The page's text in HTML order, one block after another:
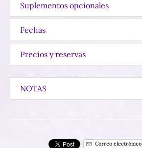
Suplementos opcionales
Fechas
Precios y reservas
NOTAS
Correo electrónico